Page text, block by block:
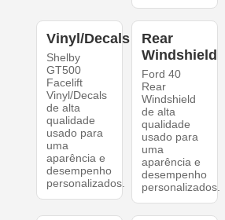
Vinyl/Decals
Shelby
GT500
Facelift
Vinyl/Decals
de alta
qualidade
usado para
uma
aparência e
desempenho
personalizados.
Rear
Windshield
Ford 40
Rear
Windshield
de alta
qualidade
usado para
uma
aparência e
desempenho
personalizados.